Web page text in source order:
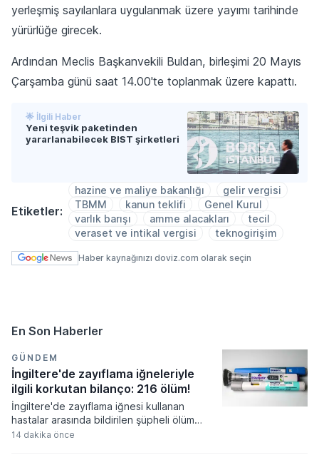
yerleşmiş sayılanlara uygulanmak üzere yayımı tarihinde
yürürlüğe girecek.
Ardından Meclis Başkanvekili Buldan, birleşimi 20 Mayıs
Çarşamba günü saat 14.00'te toplanmak üzere kapattı.
🌟 İlgili Haber
Yeni teşvik paketinden
yararlanabilecek BIST şirketleri
Etiketler:
hazine ve maliye bakanlığı
gelir vergisi
TBMM
kanun teklifi
Genel Kurul
varlık barışı
amme alacakları
tecil
veraset ve intikal vergisi
teknogirişim
Haber kaynağınızı doviz.com olarak seçin
En Son Haberler
GÜNDEM
İngiltere'de zayıflama iğneleriyle
ilgili korkutan bilanço: 216 ölüm!
İngiltere'de zayıflama iğnesi kullanan
hastalar arasında bildirilen şüpheli ölüm
vakaları sağlık otoritelerini harekete
14 dakika önce